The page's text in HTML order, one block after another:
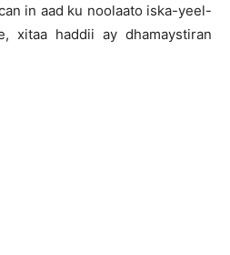
in aad ku noolaato iska-yeel-
xitaa haddii ay dhamaystiran